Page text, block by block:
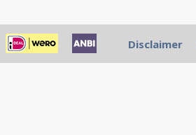
Disclaimer